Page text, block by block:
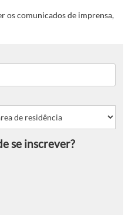
os comunicados de imprensa,